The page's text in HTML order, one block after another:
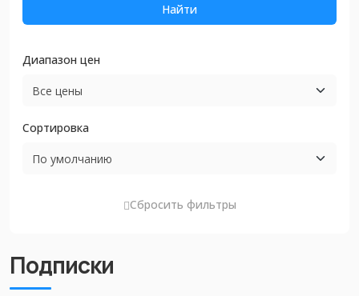
Найти
Диапазон цен
Сортировка
Сбросить фильтры
Подписки